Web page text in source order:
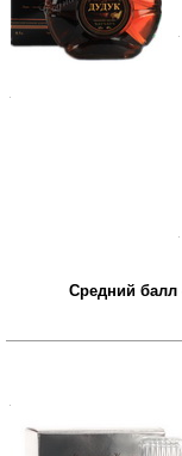
Средний балл